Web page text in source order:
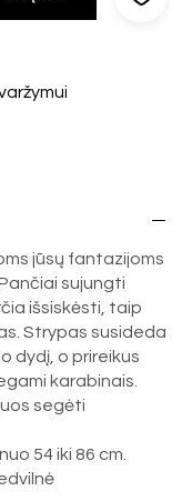
jūsų fantazijoms
sujungti
išsiskėsti, taip
Strypas susideda
dydį, o prireikus
karabinais.
segėti
54 iki 86 cm.